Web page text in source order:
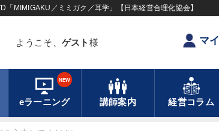
MIMIGAKU／ミミガク／耳学」【日本経営合理化協会】
ようこそ、 ゲスト 様 マ
eラーニング
NEW
講師案内 経営コラム